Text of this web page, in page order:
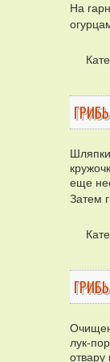
На
еще
Затем
лук-